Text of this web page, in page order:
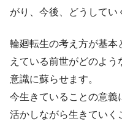
がり、今後、どうしてい
輪廻転生の考え方が基本
えている前世がどのよ
意識に蘇らせます。
今生きていることの意義
活かしながら生きていく